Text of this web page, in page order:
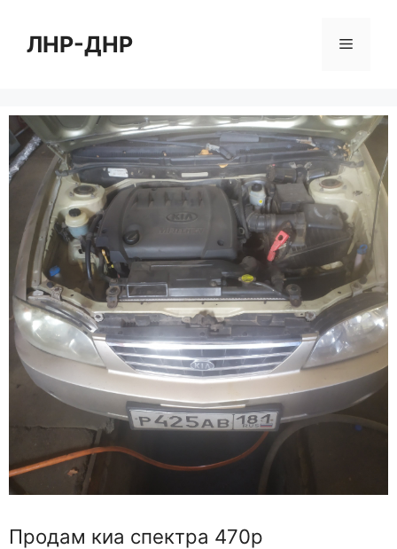
содержимому
ЛНР-ДНР Меню
Продам киа спектра 470р